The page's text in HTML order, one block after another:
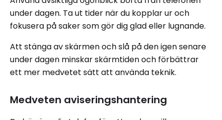
under dagen. Ta ut tider när du kopplar ur och
fokusera på saker som gör dig glad eller lugnande.
Att stänga av skärmen och slå på den igen senare
under dagen minskar skärmtiden och förbättrar
ett mer medvetet sätt att använda teknik.
Medveten aviseringshantering